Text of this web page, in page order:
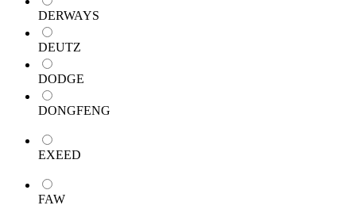
DERWAYS
DEUTZ
DODGE
DONGFENG
EXEED
FAW